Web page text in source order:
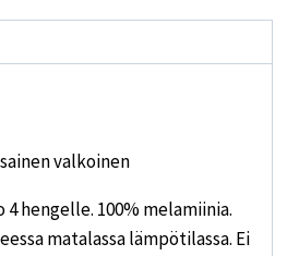
valkoinen
4 hengelle. 100% melamiinia.
matalassa lämpötilassa. Ei